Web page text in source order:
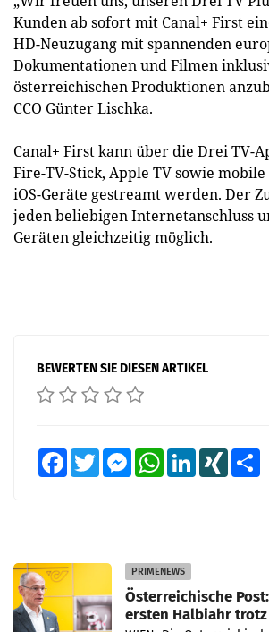
Kunden ab sofort mit Canal+ First
HD-Neuzugang mit spannenden
Dokumentationen und Filmen
österreichischen Produktionen
CCO Günter Lischka.
Canal+ First kann über die Drei TV-
Fire-TV-Stick, Apple TV sowie
iOS-Geräte gestreamt werden. Der
jeden beliebigen Internetanschluss
Geräten gleichzeitig möglich.
BEWERTEN SIE DIESEN ARTIKEL
FacebookTwitter MessengerWhatsAppLinkedInXING
PRIMENEWS
Österreichische
ersten Halbjahr